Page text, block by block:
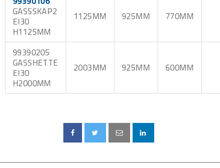
GASSSKAP2
EI30
H1125MM
1125MM 925MM 770MM
99390205
GASSHETTE
EI30
H2000MM
2003MM 925MM 600MM